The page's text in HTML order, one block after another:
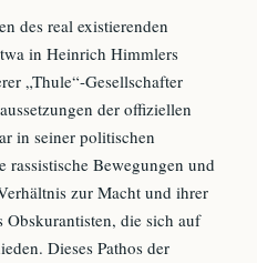
des real existierenden
in Heinrich Himmlers
„Thule“-Gesellschafter
der offiziellen
in seiner politischen
rassistische Bewegungen und
zur Macht und ihrer
die sich auf
Dieses Pathos der